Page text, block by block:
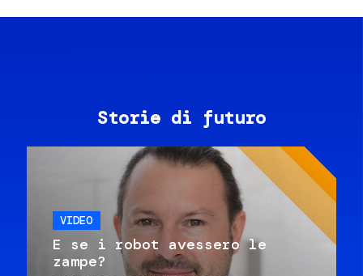
Storie di futuro
VIDEO
E se i robot avessero le
zampe?